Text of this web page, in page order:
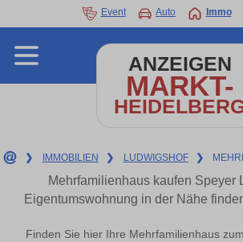
Event Auto Immo
ANZEIGEN
MARKT-
❯ IMMOBILIEN ❯ LUDWIGSHOF ❯
Mehrfamilienhaus kaufen Speyer
Eigentumswohnung in der Nähe
Finden Sie hier Ihre Mehrfamilienhaus